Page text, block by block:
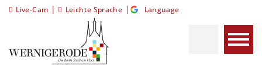
Live-Cam | Leichte Sprache | Language